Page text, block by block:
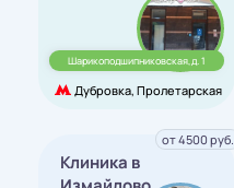
Шарикоподшипниковская,д. 1
Дубровка, Пролетарская
Клиника в
от 4500 руб.